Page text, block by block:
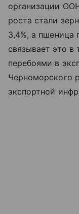
организации
роста стали
3,4%, а пшеница
связывает это
перебоями в
Черноморского
экспортной